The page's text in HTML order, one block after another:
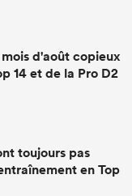
d'août copieux
14 et de la Pro D2
toujours pas
en Top